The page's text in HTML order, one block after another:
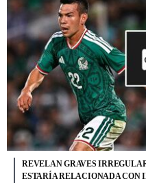
REVELAN GRAVES
ESTARÍA RELACIONADA CON